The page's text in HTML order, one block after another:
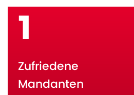
1
Zufriedene
Mandanten